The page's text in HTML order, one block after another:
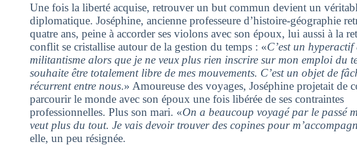
Une fois la liberté acquise, retrouver un but commun devient un
diplomatique. Joséphine, ancienne professeure d’histoire-géographie
quatre ans, peine à accorder ses violons avec son époux, lui aussi à la
conflit se cristallise autour de la gestion du temps : «C’est un hyperactif
militantisme alors que je ne veux plus rien inscrire sur mon emploi du
souhaite être totalement libre de mes mouvements. C’est un objet de
récurrent entre nous.» Amoureuse des voyages, Joséphine projetait de
parcourir le monde avec son époux une fois libérée de ses contraintes
professionnelles. Plus son mari. «On a beaucoup voyagé par le passé
veut plus du tout. Je vais devoir trouver des copines pour
elle, un peu résignée.